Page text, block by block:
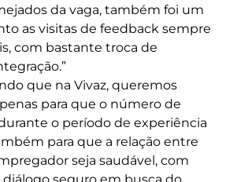
da vaga, também foi um
as visitas de feedback sempre
com bastante troca de
que na Vivaz, queremos
para que o número de
o período de experiência
para que a relação entre
seja saudável, com